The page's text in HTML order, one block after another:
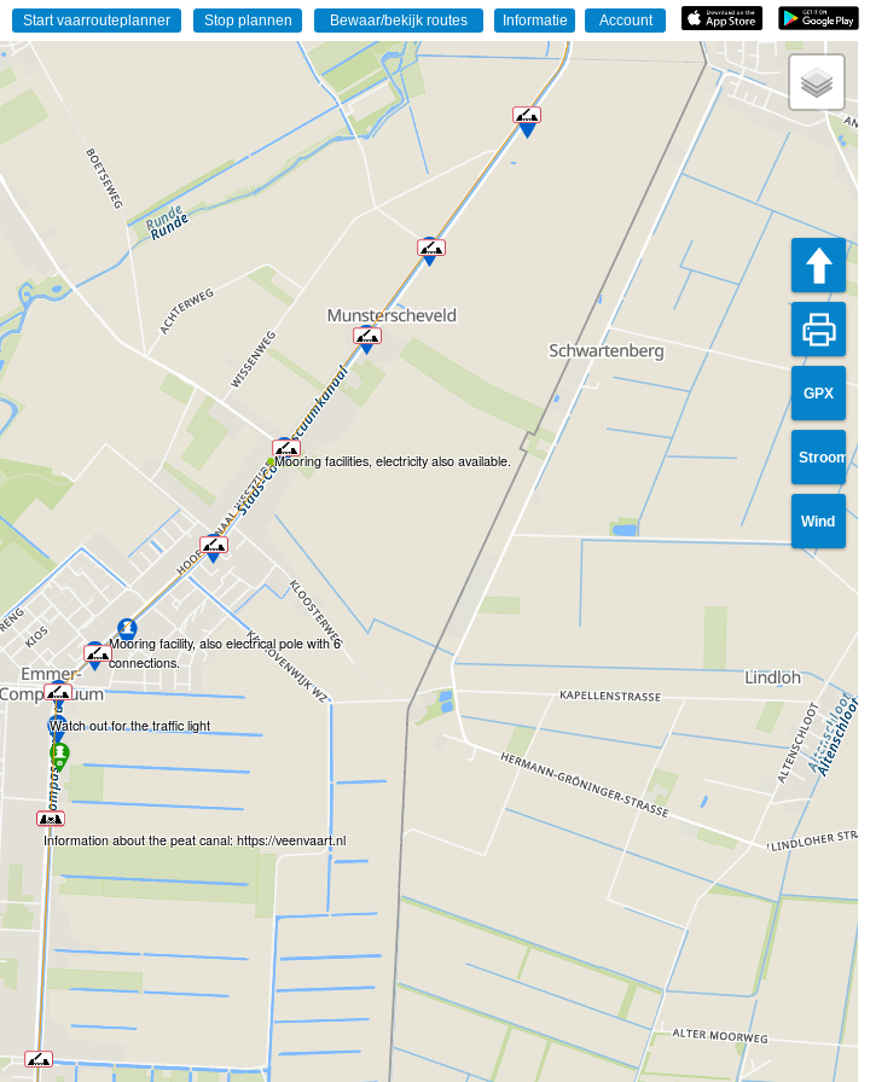
GPX
Stroom
Wind
Information about the peat canal: https://veenvaart.nl
Mooring facility, also electrical pole with 6
connections.
Mooring facilities, electricity also available.
Watch out for the traffic light